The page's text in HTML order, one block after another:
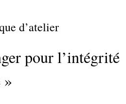
d’atelier
pour l’intégrité